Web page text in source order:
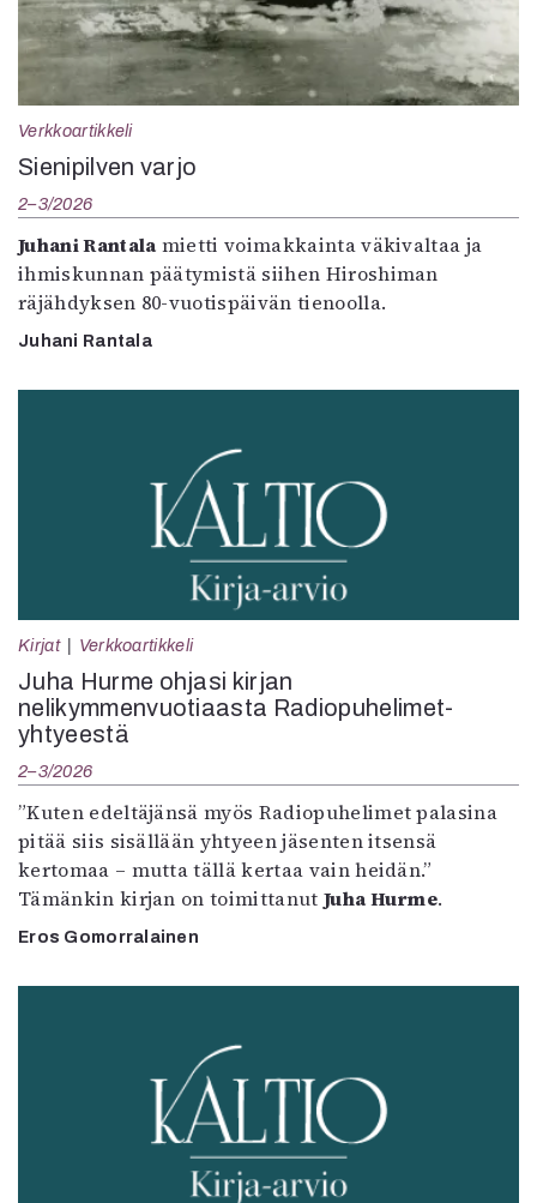
Verkkoartikkeli
Sienipilven varjo
2–3/2026
Juhani Rantala mietti voimakkainta väkivaltaa ja
ihmiskunnan päätymistä siihen Hiroshiman
räjähdyksen 80-vuotispäivän tienoolla.
Juhani Rantala
Kirjat Verkkoartikkeli
Juha Hurme ohjasi kirjan
nelikymmenvuotiaasta Radiopuhelimet-
yhtyeestä
2–3/2026
”Kuten edeltäjänsä myös Radiopuhelimet palasina
pitää siis sisällään yhtyeen jäsenten itsensä
kertomaa – mutta tällä kertaa vain heidän.”
Tämänkin kirjan on toimittanut Juha Hurme.
Eros Gomorralainen